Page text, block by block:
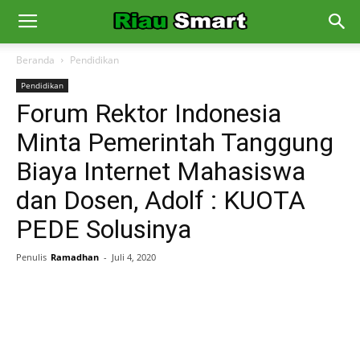
Beranda Pendidikan
Pendidikan
Forum Rektor Indonesia
Minta Pemerintah Tanggung
Biaya Internet Mahasiswa
dan Dosen, Adolf : KUOTA
PEDE Solusinya
Penulis Ramadhan - Juli 4, 2020